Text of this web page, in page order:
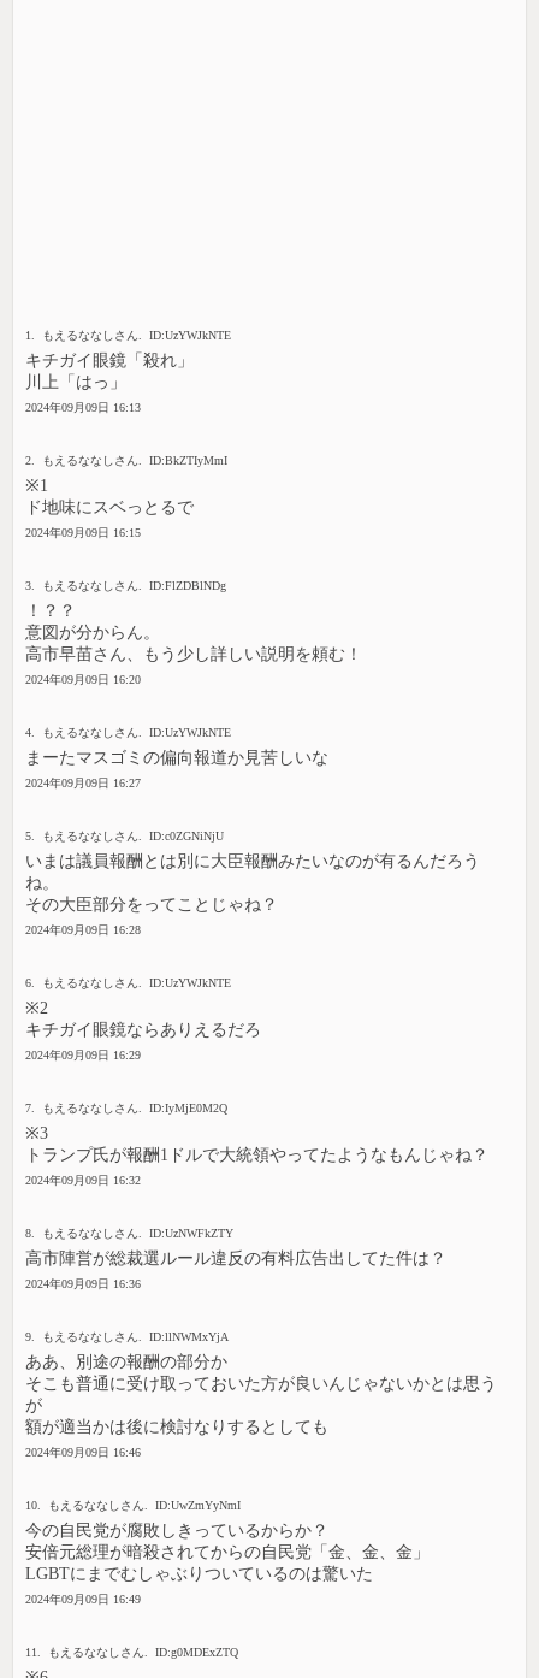
1. もえるななしさん. ID:UzYWJkNTE
キチガイ眼鏡「殺れ」
川上「はっ」
2024年09月09日 16:13
2. もえるななしさん. ID:BkZTIyMmI
※1
ド地味にスベっとるで
2024年09月09日 16:15
3. もえるななしさん. ID:FlZDBlNDg
！？？
意図が分からん。
高市早苗さん、もう少し詳しい説明を頼む！
2024年09月09日 16:20
4. もえるななしさん. ID:UzYWJkNTE
まーたマスゴミの偏向報道か見苦しいな
2024年09月09日 16:27
5. もえるななしさん. ID:c0ZGNiNjU
いまは議員報酬とは別に大臣報酬みたいなのが有るんだろう
ね。
その大臣部分をってことじゃね？
2024年09月09日 16:28
6. もえるななしさん. ID:UzYWJkNTE
※2
キチガイ眼鏡ならありえるだろ
2024年09月09日 16:29
7. もえるななしさん. ID:IyMjE0M2Q
※3
トランプ氏が報酬1ドルで大統領やってたようなもんじゃね？
2024年09月09日 16:32
8. もえるななしさん. ID:UzNWFkZTY
高市陣営が総裁選ルール違反の有料広告出してた件は？
2024年09月09日 16:36
9. もえるななしさん. ID:llNWMxYjA
ああ、別途の報酬の部分か
そこも普通に受け取っておいた方が良いんじゃないかとは思う
が
額が適当かは後に検討なりするとしても
2024年09月09日 16:46
10. もえるななしさん. ID:UwZmYyNmI
今の自民党が腐敗しきっているからか？
安倍元総理が暗殺されてからの自民党「金、金、金」
LGBTにまでむしゃぶりついているのは驚いた
2024年09月09日 16:49
11. もえるななしさん. ID:g0MDExZTQ